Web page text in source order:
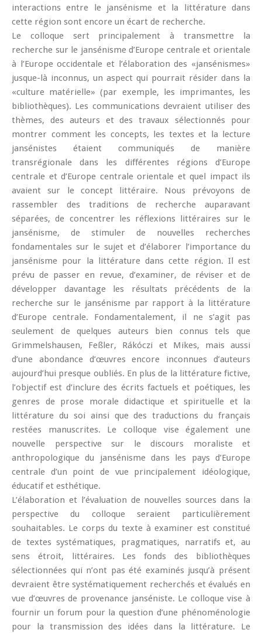
interactions entre le jansénisme et la littérature dans
cette région sont encore un écart de recherche.
Le colloque sert principalement à transmettre la
recherche sur le jansénisme d’Europe centrale et orientale
à l’Europe occidentale et l’élaboration des «jansénismes»
jusque-là inconnus, un aspect qui pourrait résider dans la
«culture matérielle» (par exemple, les imprimantes, les
bibliothèques). Les communications devraient utiliser des
thèmes, des auteurs et des travaux sélectionnés pour
montrer comment les concepts, les textes et la lecture
jansénistes étaient communiqués de manière
transrégionale dans les différentes régions d’Europe
centrale et d’Europe centrale orientale et quel impact ils
avaient sur le concept littéraire. Nous prévoyons de
rassembler des traditions de recherche auparavant
séparées, de concentrer les réflexions littéraires sur le
jansénisme, de stimuler de nouvelles recherches
fondamentales sur le sujet et d’élaborer l’importance du
jansénisme pour la littérature dans cette région. Il est
prévu de passer en revue, d’examiner, de réviser et de
développer davantage les résultats précédents de la
recherche sur le jansénisme par rapport à la littérature
d’Europe centrale. Fondamentalement, il ne s’agit pas
seulement de quelques auteurs bien connus tels que
Grimmelshausen, Feßler, Rákóczi et Mikes, mais aussi
d’une abondance d’œuvres encore inconnues d’auteurs
aujourd’hui presque oubliés. En plus de la littérature fictive,
l’objectif est d’inclure des écrits factuels et poétiques, les
genres de prose morale didactique et spirituelle et la
littérature du soi ainsi que des traductions du français
restées manuscrites. Le colloque vise également une
nouvelle perspective sur le discours moraliste et
anthropologique du jansénisme dans les pays d’Europe
centrale d’un point de vue principalement idéologique,
éducatif et esthétique.
L’élaboration et l’évaluation de nouvelles sources dans la
perspective du colloque seraient particulièrement
souhaitables. Le corps du texte à examiner est constitué
de textes systématiques, pragmatiques, narratifs et, au
sens étroit, littéraires. Les fonds des bibliothèques
sélectionnées qui n’ont pas été examinés jusqu’à présent
devraient être systématiquement recherchés et évalués en
vue d’œuvres de provenance janséniste. Le colloque vise à
fournir un forum pour la question d’une phénoménologie
pour la transmission des idées dans la littérature. Le